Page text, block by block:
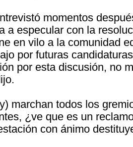
momentos
a especular con la
en vilo a la comunidad
por futuras
por esta discusión, no
marchan todos los
¿ve que es un
con ánimo